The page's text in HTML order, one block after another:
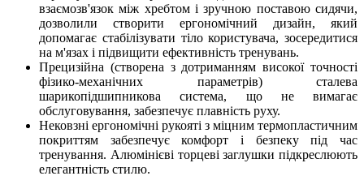
взаємозв'язок між хребтом і зручною поставою сидячи,
дозволили створити ергономічний дизайн, який
допомагає стабілізувати тіло користувача, зосередитися
на м'язах і підвищити ефективність тренувань.
Прецизійна (створена з дотриманням високої точності
фізико-механічних параметрів) сталева
шарикопідшипникова система, що не вимагає
обслуговування, забезпечує плавність руху.
Нековзні ергономічні рукояті з міцним термопластичним
покриттям забезпечує комфорт і безпеку під час
тренування. Алюмінієві торцеві заглушки підкреслюють
елегантність стилю.